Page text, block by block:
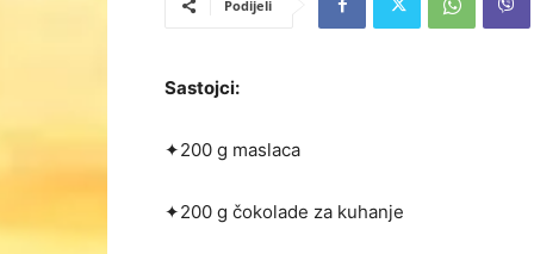
Podijeli
Sastojci:
✦200 g maslaca
✦200 g čokolade za kuhanje